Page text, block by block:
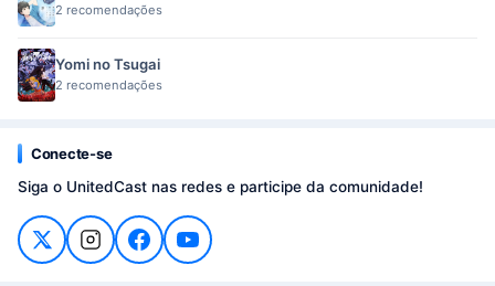
2 recomendações
Yomi no Tsugai
2 recomendações
Conecte-se
Siga o UnitedCast nas redes e participe da comunidade!